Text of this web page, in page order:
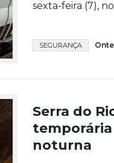
sexta-feira (7),
SEGURANÇA
Serra do
noturna